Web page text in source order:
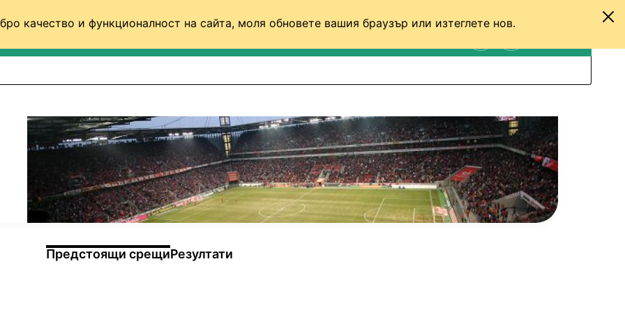
качество и функционалност на сайта, моля обновете вашия браузър или изтеглете нов.
Предстоящи срещиРезултати